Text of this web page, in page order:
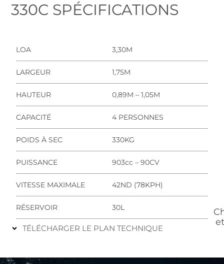
330C SPÉCIFICATIONS
LOA 3,30M
LARGEUR 1,75M
HAUTEUR 0,89M – 1,05M
CAPACITÉ 4 PERSONNES
POIDS À SEC 330KG
PUISSANCE 903cc – 90CV
VITESSE MAXIMALE 42ND (78KPH)
RÉSERVOIR 30L
TÉLÉCHARGER LE PLAN TECHNIQUE